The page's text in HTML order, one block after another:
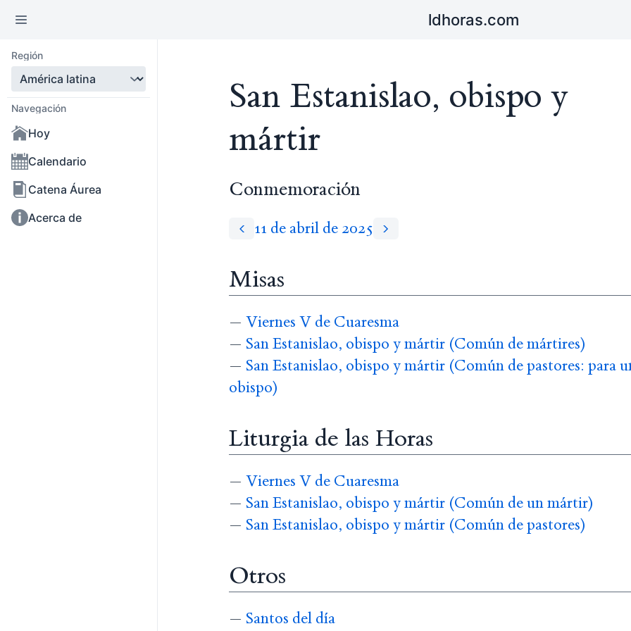
ldhoras.com
Región
Navegación
Hoy
Calendario
Catena Áurea
Acerca de
San Estanislao, obispo y
mártir
Conmemoración
11 de abril de 2025
Misas
— Viernes V de Cuaresma
— San Estanislao, obispo y mártir (Común de mártires)
— San Estanislao, obispo y mártir (Común de pastores: para
obispo)
Liturgia de las Horas
— Viernes V de Cuaresma
— San Estanislao, obispo y mártir (Común de un mártir)
— San Estanislao, obispo y mártir (Común de pastores)
Otros
— Santos del día